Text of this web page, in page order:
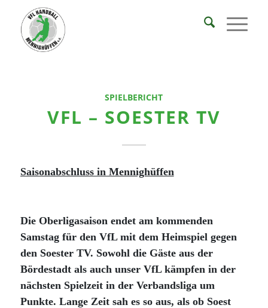
SPIELBERICHT
VFL – SOESTER TV
Saisonabschluss in Mennighüffen
Die Oberligasaison endet am kommenden
Samstag für den VfL mit dem Heimspiel gegen
den Soester TV. Sowohl die Gäste aus der
Bördestadt als auch unser VfL kämpfen in der
nächsten Spielzeit in der Verbandsliga um
Punkte. Lange Zeit sah es so aus, als ob Soest